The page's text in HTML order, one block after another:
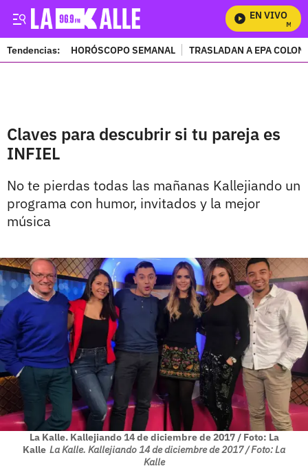
EN VIVO
Mira
Tendencias: HORÓSCOPO SEMANAL TRASLADAN A EPA
Claves para descubrir si tu pareja es
INFIEL
No te pierdas todas las mañanas Kallejiando un
programa con humor, invitados y la mejor
música
La Kalle. Kallejiando 14 de diciembre de 2017 / Foto: La
Kalle La Kalle. Kallejiando 14 de diciembre de 2017 / Foto: La
Kalle